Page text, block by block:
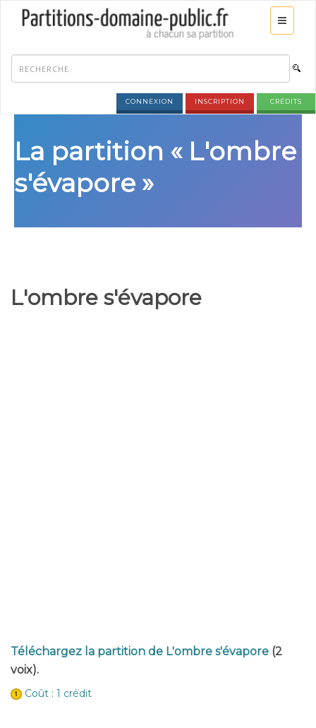
CONNEXION INSCRIPTION CRÉDITS
La partition « L'ombre
s'évapore »
L'ombre s'évapore
Téléchargez la partition de L'ombre s'évapore (2
voix).
Coût : 1 crédit